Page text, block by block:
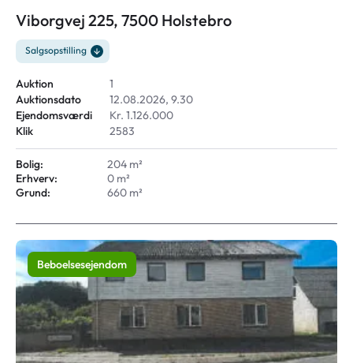
Viborgvej 225, 7500 Holstebro
Salgsopstilling
Auktion
1
Auktionsdato
12.08.2026, 9.30
Ejendomsværdi
Kr. 1.126.000
Klik
2583
Bolig:
204 m²
Erhverv:
0 m²
Grund:
660 m²
Beboelsesejendom